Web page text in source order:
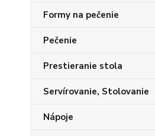
Formy na pečenie
Pečenie
Prestieranie stola
Servírovanie, Stolovanie
Nápoje